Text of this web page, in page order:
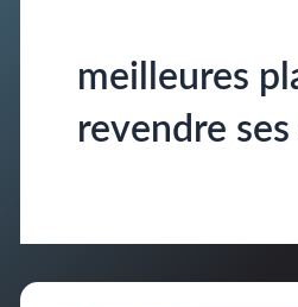
meilleures
revendre